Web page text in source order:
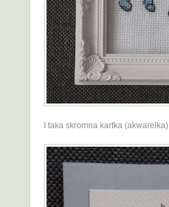
I taka skromna kartka (akwarelka)